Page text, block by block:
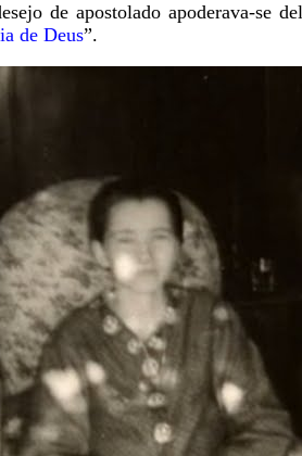
de apostolado apoderava-se
de Deus”.